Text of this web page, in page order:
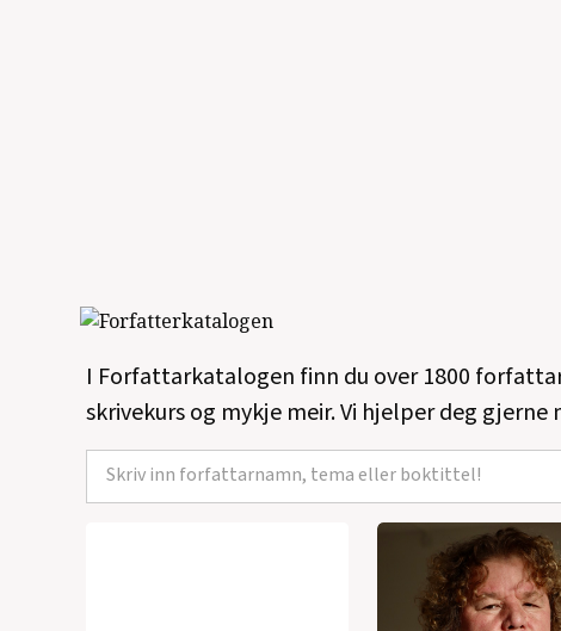
I Forfattarkatalogen finn du over 1800
skrivekurs og mykje meir. Vi hjelper deg